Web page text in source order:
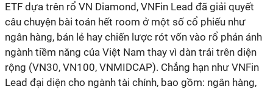
ETF dựa trên rổ VN Diamond, VNFin Lead đã giải quyết
câu chuyện bài toán hết room ở một số cổ phiếu như
ngân hàng, bán lẻ hay chiến lược rót vốn vào rổ phản ánh
ngành tiềm năng của Việt Nam thay vì dàn trải trên diện
rộng (VN30, VN100, VNMIDCAP). Chẳng hạn như VNFin
Lead đại diện cho ngành tài chính, bao gồm: ngân hàng,